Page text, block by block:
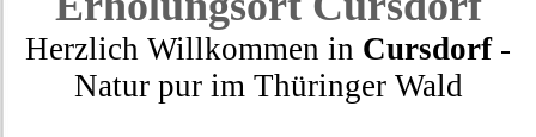
Herzlich Willkommen in Cursdorf-
Natur purim Thüringer Wald